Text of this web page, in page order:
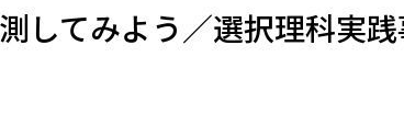
してみよう／選択理科実